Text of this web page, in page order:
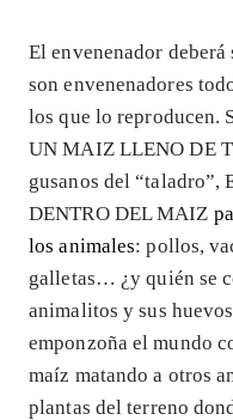
El envenenador
son envenenadores
los que lo reproducen.
UN MAIZ LLENO DE
gusanos del “taladro”,
DENTRO DEL MAIZ
los animales: pollos,
galletas… ¿y quién se
animalitos y sus
emponzoña el mundo
maíz matando a otros
plantas del terreno